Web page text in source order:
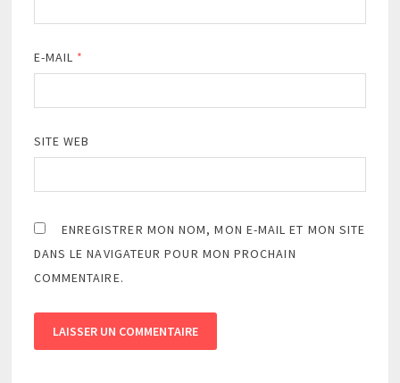
E-MAIL *
SITE WEB
ENREGISTRER MON NOM, MON E-MAIL ET MON SITE
DANS LE NAVIGATEUR POUR MON PROCHAIN
COMMENTAIRE.